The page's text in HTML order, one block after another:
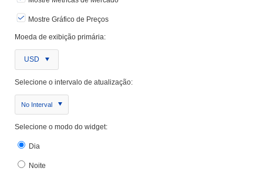
Mostre Gráfico de Preços
Moeda de exibição primária:
USD
Selecione o intervalo de atualização:
No Interval
Selecione o modo do widget:
Dia
Noite